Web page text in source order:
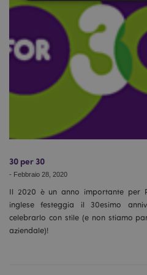
30 per 30
- Febbraio 28, 2020
Il 2020 è un anno importante per
inglese festeggia il 30esimo
celebrarlo con stile (e non stiamo
aziendale)!
Strettamente necessario
Targeting
I cookie strettamente
funzionalità di base del sito
propria area riservata e
internet non può essere
senza i cookie strettamente
Nome